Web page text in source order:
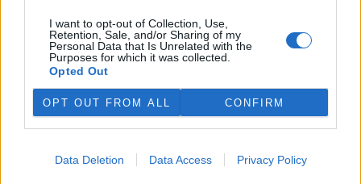
I want to opt-out of Collection, Use,
Retention, Sale, and/or Sharing of my
Personal Data that Is Unrelated with the
Purposes for which it was collected.
Opted Out
OPT OUT FROM ALL CONFIRM
Data Deletion Data Access Privacy Policy
do Pardubic. Veřejnost může své vyjádření k vlivům této stavby na
životní prostředí poslat ministerstvu do 13. srpna 2026.
Kilian Kaminski: Evropa slibuje právo na opravu.
Budou ale opravy skutečně levnější?
1.8.2026
novou evropskou směrnici o